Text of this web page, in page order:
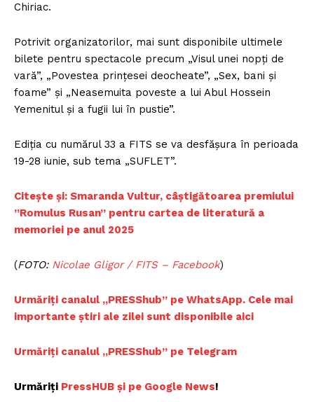
Chiriac.
Potrivit organizatorilor, mai sunt disponibile ultimele
bilete pentru spectacole precum „Visul unei nopţi de
vară”, „Povestea prinţesei deocheate”, „Sex, bani şi
foame” şi „Neasemuita poveste a lui Abul Hossein
Yemenitul şi a fugii lui în pustie”.
Ediţia cu numărul 33 a FITS se va desfăşura în perioada
19-28 iunie, sub tema „SUFLET”.
Citește și: Smaranda Vultur, câștigătoarea premiului
”Romulus Rusan” pentru cartea de literatură a
memoriei pe anul 2025
(FOTO: Nicolae Gligor / FITS – Facebook)
Urmăriți canalul „PRESShub” pe WhatsApp. Cele mai
importante știri ale zilei sunt disponibile aici
Urmăriți canalul „PRESShub” pe Telegram
Urmăriți PressHUB și pe Google News!